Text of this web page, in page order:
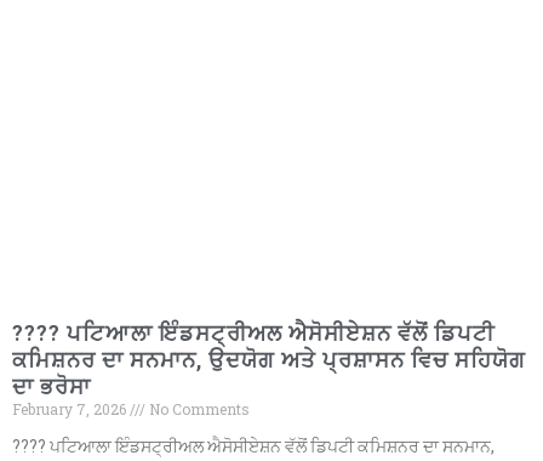
???? ਪਟਿਆਲਾ ਇੰਡਸਟ੍ਰੀਅਲ ਐਸੋਸੀਏਸ਼ਨ ਵੱਲੋਂ ਡਿਪਟੀ
ਕਮਿਸ਼ਨਰ ਦਾ ਸਨਮਾਨ, ਉਦਯੋਗ ਅਤੇ ਪ੍ਰਸ਼ਾਸਨ ਵਿਚ ਸਹਿਯੋਗ
ਦਾ ਭਰੋਸਾ
February 7, 2026
No Comments
???? ਪਟਿਆਲਾ ਇੰਡਸਟ੍ਰੀਅਲ ਐਸੋਸੀਏਸ਼ਨ ਵੱਲੋਂ ਡਿਪਟੀ ਕਮਿਸ਼ਨਰ ਦਾ ਸਨਮਾਨ,